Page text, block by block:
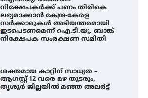
നിക്ഷേപകർക്ക് പണം തിരികെ
ലഭ്യമാക്കാൻ കേന്ദ്ര-കേരള
സർക്കാരുകൾ അടിയന്തരമായി
ഇടപെടണമെന്ന് ഐ.ടി.യു. ബാങ്ക്
നിക്ഷേപക സംരക്ഷണ സമിതി
ശക്തമായ കാറ്റിന് സാധ്യത –
ആഗസ്റ്റ് 12 വരെ മഴ തുടരും,
തൃശൂർ ജില്ലയിൽ മഞ്ഞ അലർട്ട്